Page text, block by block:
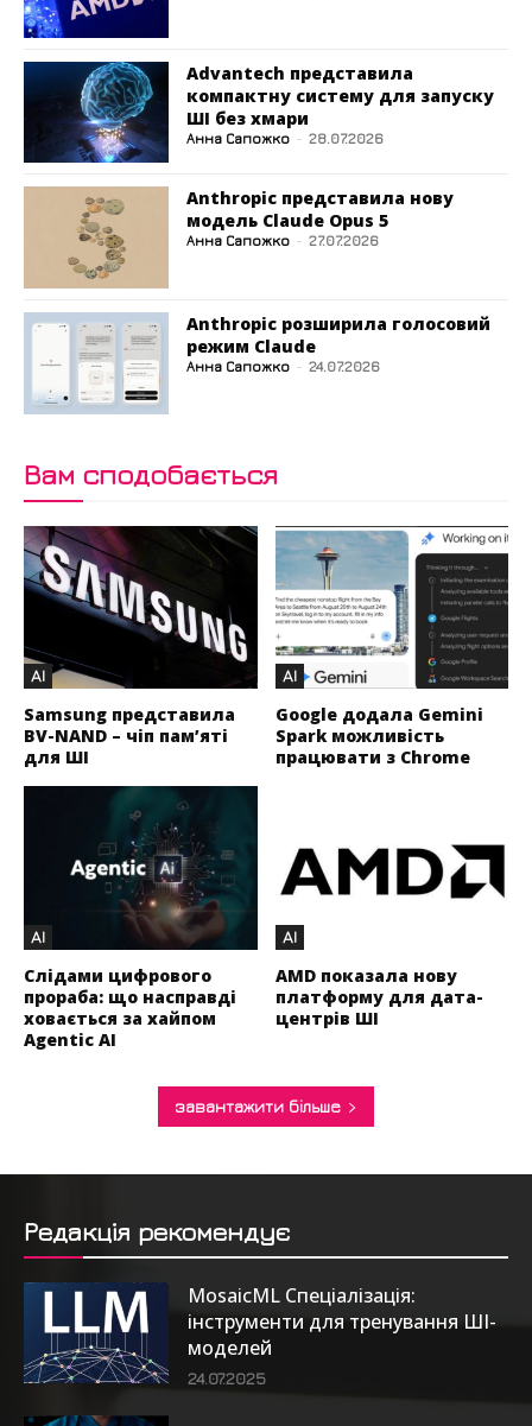
Advantech представила
компактну систему для запуску
ШІ без хмари
Анна Сапожко - 28.07.2026
Anthropic представила нову
модель Claude Opus 5
Анна Сапожко - 27.07.2026
Anthropic розширила голосовий
режим Claude
Анна Сапожко - 24.07.2026
Вам сподобається
AI
Samsung представила
BV-NAND – чіп пам’яті
для ШІ
AI
Google додала Gemini
Spark можливість
працювати з Chrome
AI
Слідами цифрового
прораба: що насправді
ховається за хайпом
Agentic AI
AI
AMD показала нову
платформу для дата-
центрів ШІ
завантажити більше
Редакція рекомендує
MosaicML Спеціалізація:
інструменти для тренування ШІ-
моделей
24.07.2025